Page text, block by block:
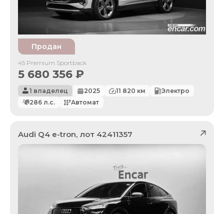
Продан
45 Premium Sportback
5 680 356 ₽
1 владелец 2025 11 820 км
Электро
286 л.с. Автомат
Audi Q4 e-tron, лот 42411357